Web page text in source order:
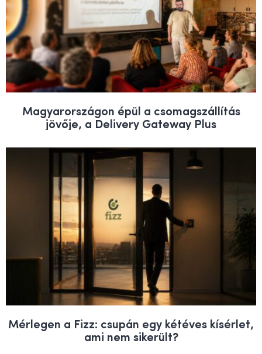
Magyarországon épül a csomagszállítás
jövője, a Delivery Gateway Plus
Mérlegen a Fizz: csupán egy kétéves kísérlet,
ami nem sikerült?